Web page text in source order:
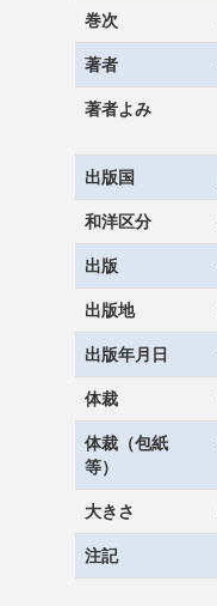
巻次
著者
著者よみ
出版国
和洋区分
出版
出版地
出版年月日
体裁
体裁（包紙
等）
大きさ
注記